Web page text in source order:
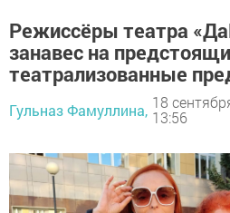
Режиссёры театра
занавес на
театрализованные
Гульназ Фамуллина, 18
13:56